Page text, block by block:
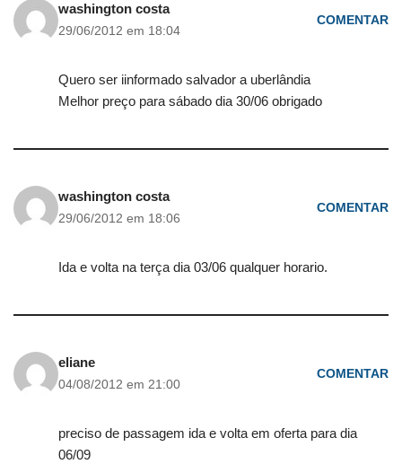
washington costa
29/06/2012 em 18:04
COMENTAR
Quero ser iinformado salvador a uberlândia
Melhor preço para sábado dia 30/06 obrigado
washington costa
29/06/2012 em 18:06
COMENTAR
Ida e volta na terça dia 03/06 qualquer horario.
eliane
04/08/2012 em 21:00
COMENTAR
preciso de passagem ida e volta em oferta para dia
06/09